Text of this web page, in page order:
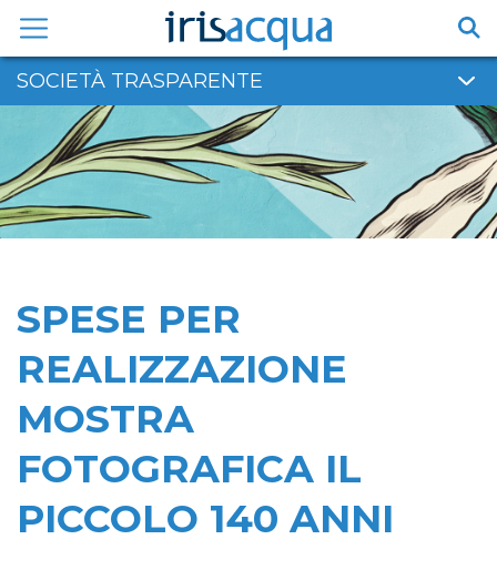
contenuto
SOCIETÀ TRASPARENTE
SPESE PER
REALIZZAZIONE
MOSTRA
FOTOGRAFICA IL
PICCOLO 140 ANNI